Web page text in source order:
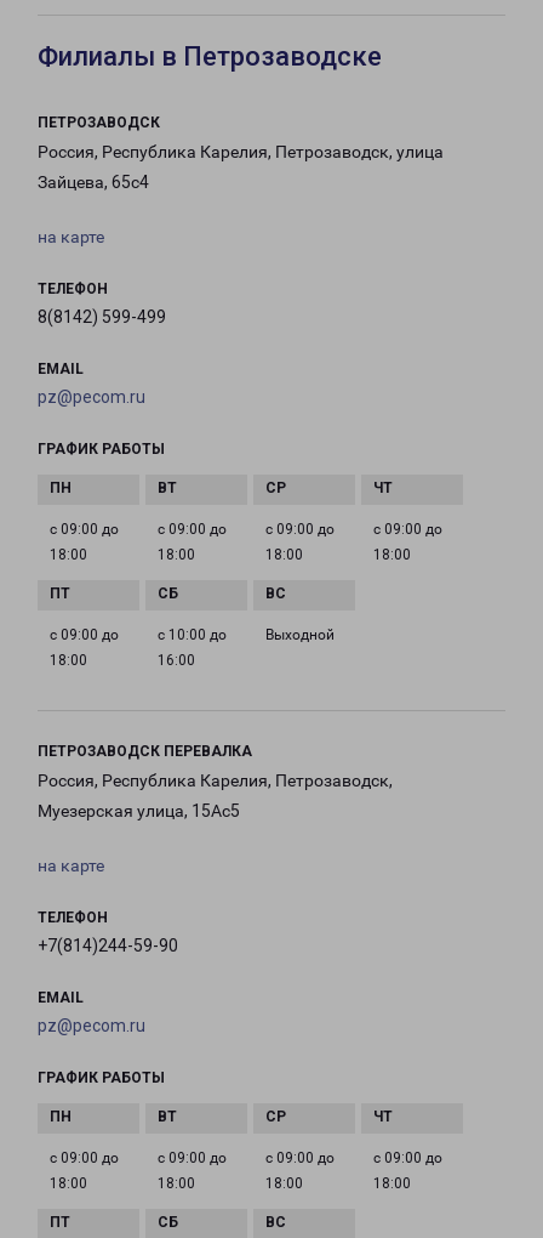
Филиалы в Петрозаводске
ПЕТРОЗАВОДСК
Россия, Республика Карелия, Петрозаводск, улица
Зайцева, 65с4
на карте
ТЕЛЕФОН
8(8142) 599-499
EMAIL
pz@pecom.ru
ГРАФИК РАБОТЫ
с 09:00 до
18:00
с 09:00 до
18:00
с 09:00 до
18:00
с 09:00 до
18:00
с 09:00 до
18:00
с 10:00 до
16:00
Выходной
ПЕТРОЗАВОДСК ПЕРЕВАЛКА
Россия, Республика Карелия, Петрозаводск,
Муезерская улица, 15Ас5
на карте
ТЕЛЕФОН
+7(814)244-59-90
EMAIL
pz@pecom.ru
ГРАФИК РАБОТЫ
с 09:00 до
18:00
с 09:00 до
18:00
с 09:00 до
18:00
с 09:00 до
18:00